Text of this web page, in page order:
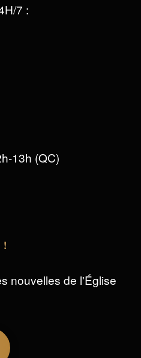
7 :
13h (QC)
!
nouvelles de l'Église